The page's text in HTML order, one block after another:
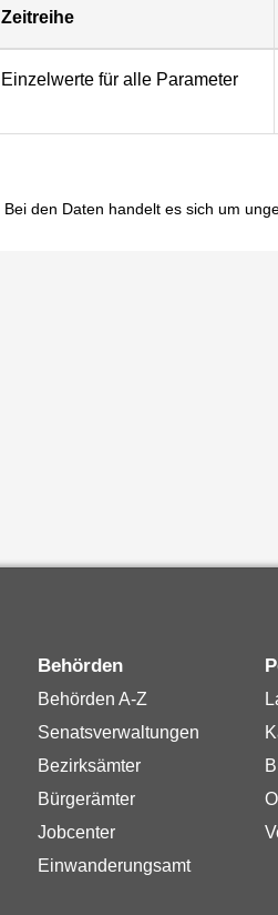
Zeitreihe
Einzelwerte für alle Parameter
Bei den Daten handelt es sich um
Behörden
Behörden A-Z
Senatsverwaltungen
Bezirksämter
Bürgerämter
Jobcenter
Einwanderungsamt